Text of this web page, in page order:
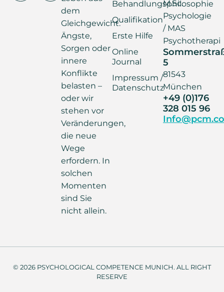
dem
Gleichgewicht.
Ängste,
Sorgen oder
innere
Konflikte
belasten –
oder wir
stehen vor
Veränderungen,
die neue
Wege
erfordern. In
solchen
Momenten
sind Sie
nicht allein.
Behandlungsphilosophie
Qualifikation
Erste Hilfe
Online
Journal
Impressum /
Datenschutz
M.Sc.
Psychologie
/ MAS
Psychotherapi
5
81543
München
+49 (0)176
328 015 96
© 2026 PSYCHOLOGICAL COMPETENCE MUNICH. ALL RIGHT
RESERVE